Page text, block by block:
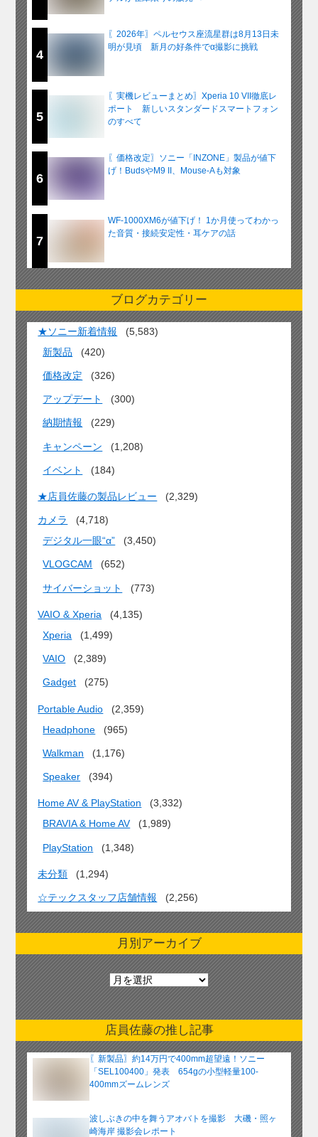
4
〖2026年〗ペルセウス座流星群は8月13日未
明が見頃 新月の好条件でα撮影に挑戦
5
〖実機レビューまとめ〗Xperia 10 VII徹底レ
ポート 新しいスタンダードスマートフォン
のすべて
6
〖価格改定〗ソニー「INZONE」製品が値下
げ！BudsやM9 II、Mouse-Aも対象
7
WF-1000XM6が値下げ！ 1か月使ってわかっ
た音質・接続安定性・耳ケアの話
ブログカテゴリー
★ソニー新着情報
(5,583)
新製品
(420)
価格改定 (326)
アップデート (300)
納期情報 (229)
キャンペーン (1,208)
イベント (184)
★店員佐藤の製品レビュー (2,329)
カメラ
(4,718)
デジタル一眼“α”
(3,450)
VLOGCAM (652)
サイバーショット (773)
VAIO & Xperia
(4,135)
Xperia
(1,499)
VAIO (2,389)
Gadget (275)
Portable Audio
(2,359)
Headphone
(965)
Walkman (1,176)
Speaker (394)
Home AV & PlayStation
(3,332)
BRAVIA & Home AV
(1,989)
PlayStation (1,348)
未分類 (1,294)
☆テックスタッフ店舗情報 (2,256)
月別アーカイブ
月
別
ア
ー
カ
イ
ブ
店員佐藤の推し記事
〖新製品〗約14万円で400mm超望遠！ソニー
「SEL100400」発表 654gの小型軽量100-
400mmズームレンズ
波しぶきの中を舞うアオバトを撮影 大磯・照ヶ
崎海岸 撮影会レポート